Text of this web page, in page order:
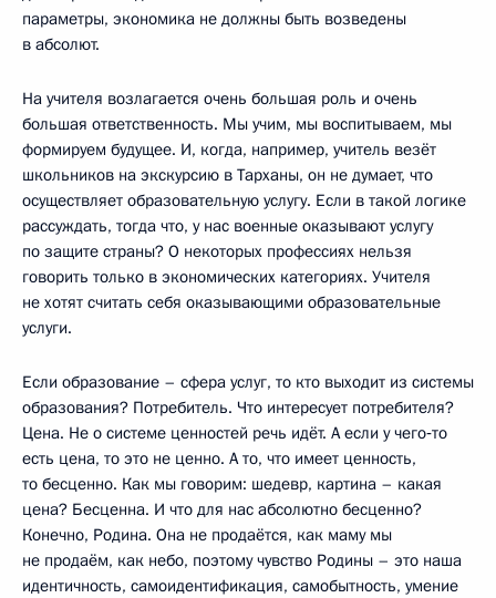
параметры, экономика не должны быть возведены
в абсолют.
На учителя возлагается очень большая роль и очень
большая ответственность. Мы учим, мы воспитываем, мы
формируем будущее. И, когда, например, учитель везёт
школьников на экскурсию в Тарханы, он не думает, что
осуществляет образовательную услугу. Если в такой логике
рассуждать, тогда что, у нас военные оказывают услугу
по защите страны? О некоторых профессиях нельзя
говорить только в экономических категориях. Учителя
не хотят считать себя оказывающими образовательные
услуги.
Если образование – сфера услуг, то кто выходит из системы
образования? Потребитель. Что интересует потребителя?
Цена. Не о системе ценностей речь идёт. А если у чего‑то
есть цена, то это не ценно. А то, что имеет ценность,
то бесценно. Как мы говорим: шедевр, картина – какая
цена? Бесценна. И что для нас абсолютно бесценно?
Конечно, Родина. Она не продаётся, как маму мы
не продаём, как небо, поэтому чувство Родины – это наша
идентичность, самоидентификация, самобытность, умение